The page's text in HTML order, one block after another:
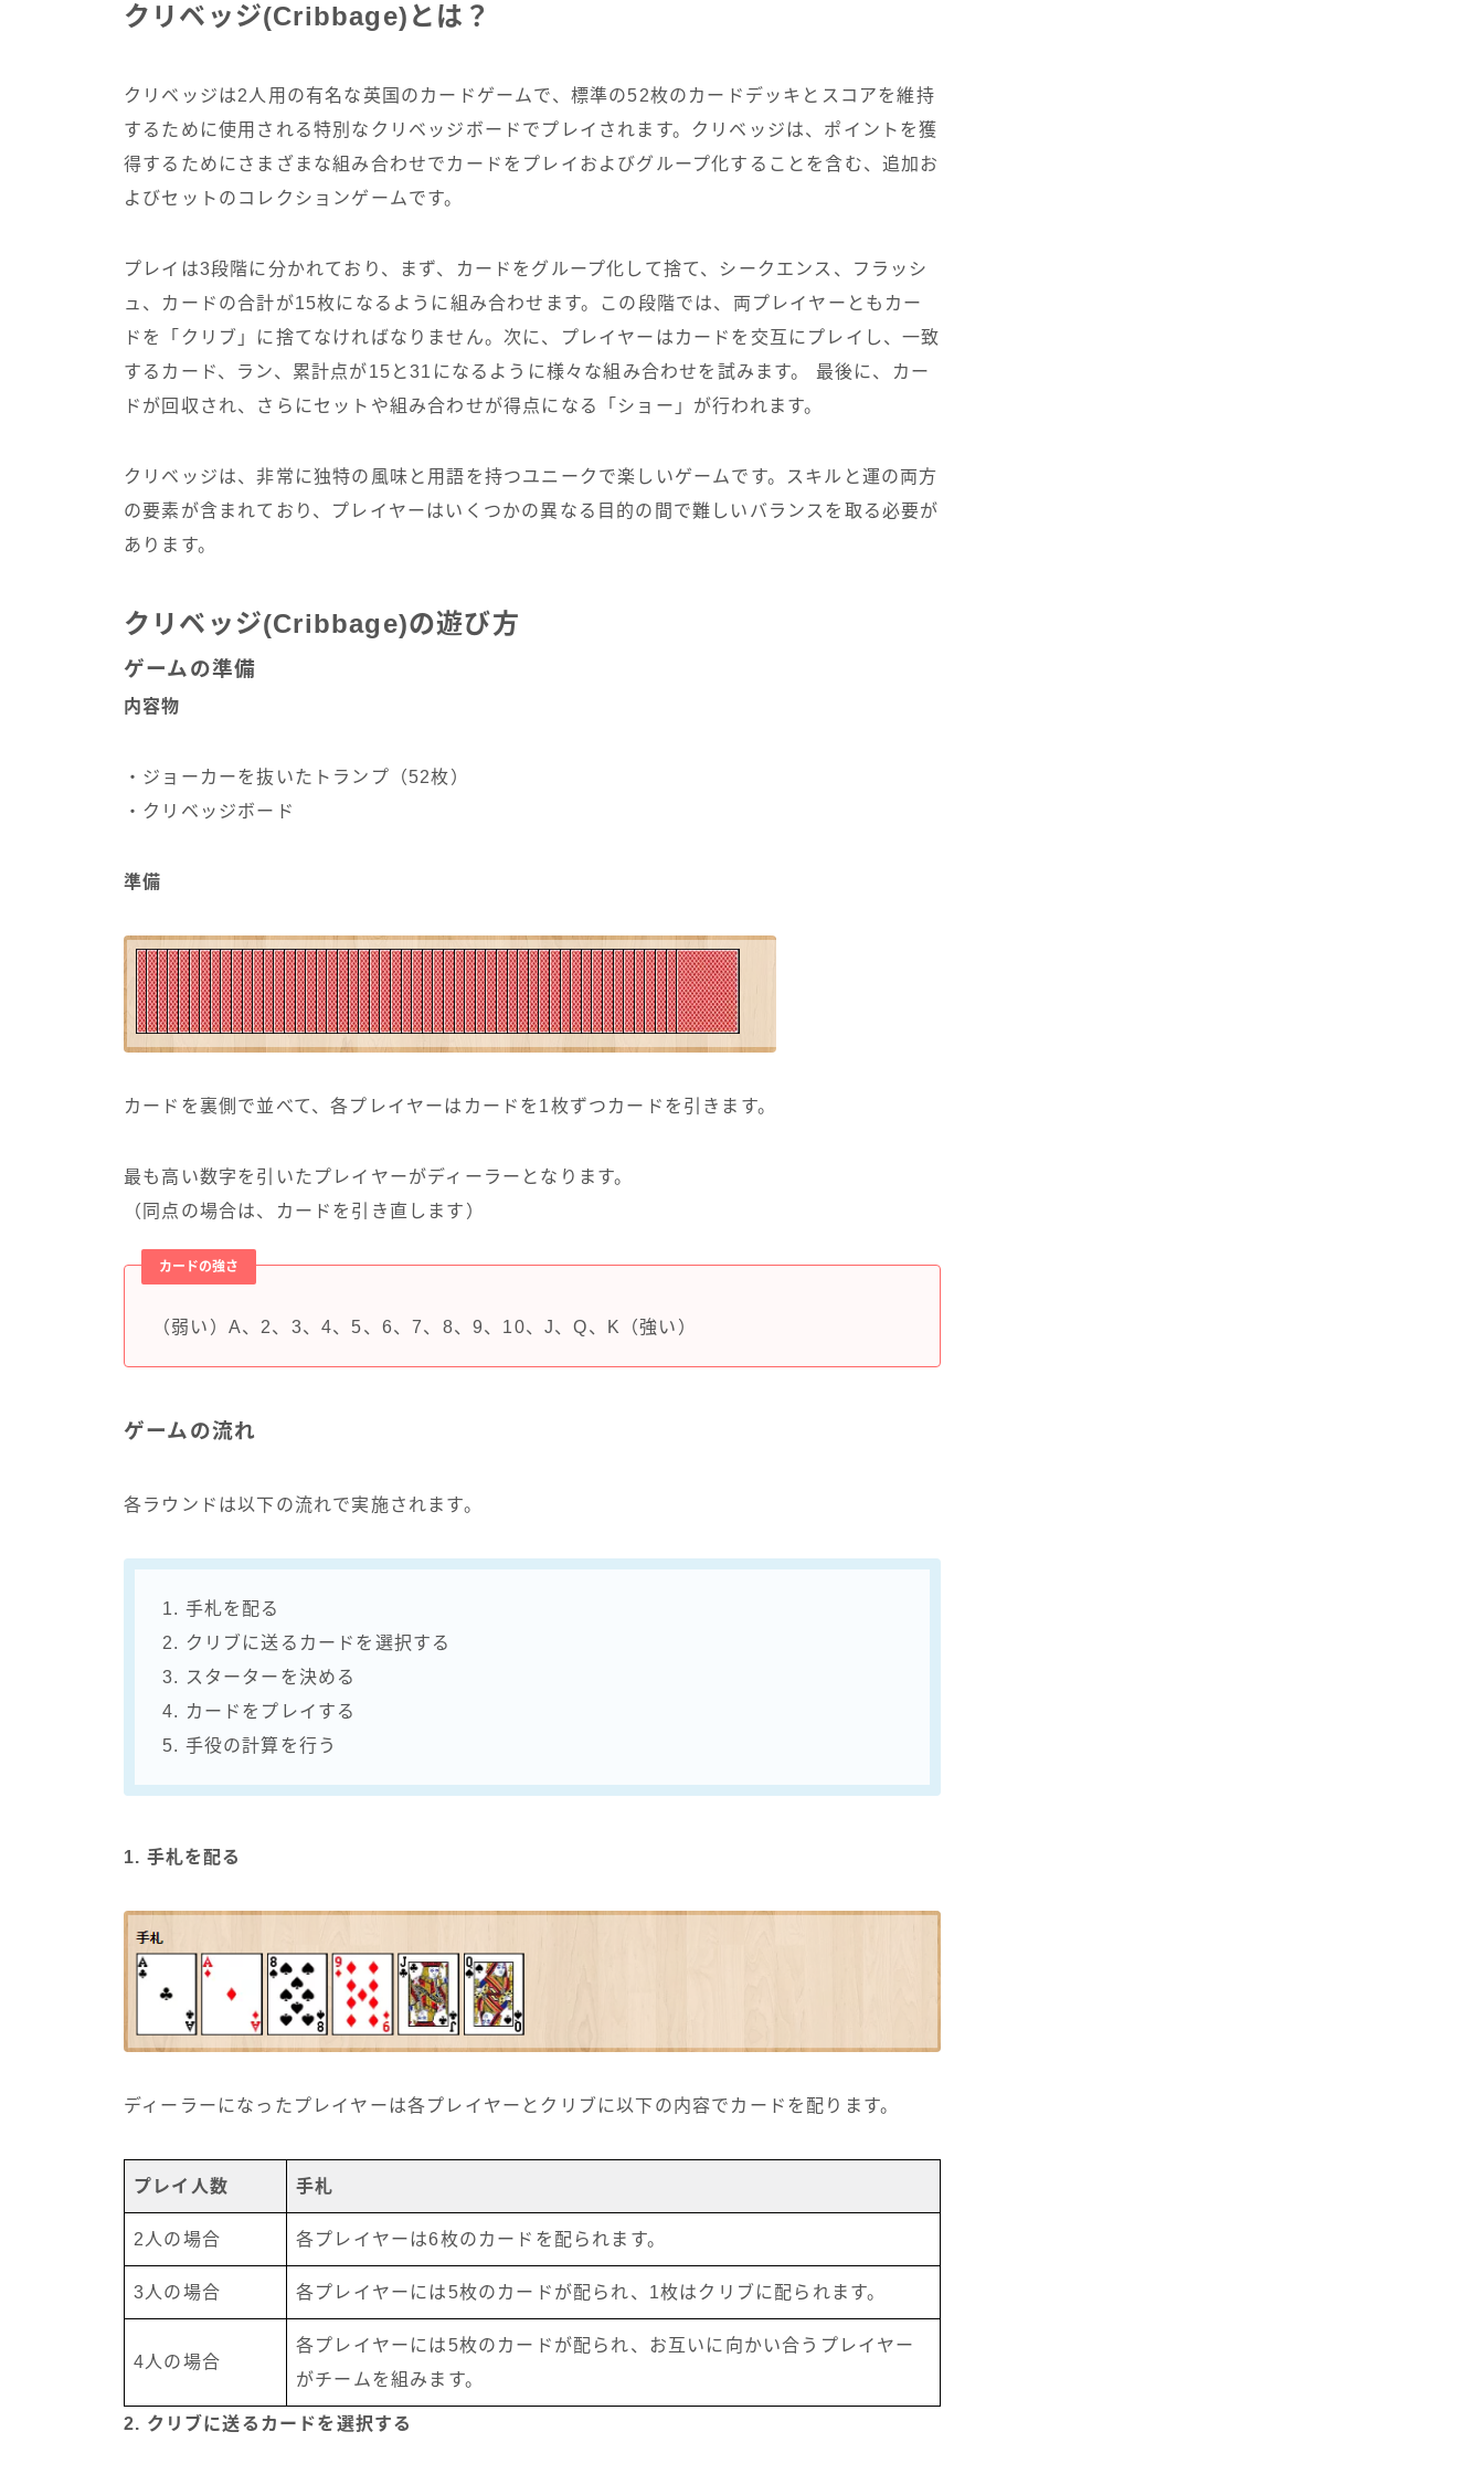
クリベッジ(Cribbage)とは？
クリベッジは2人用の有名な英国のカードゲームで、標準の52枚のカードデッキとスコアを維持
するために使用される特別なクリベッジボードでプレイされます。クリベッジは、ポイントを獲
得するためにさまざまな組み合わせでカードをプレイおよびグループ化することを含む、追加お
よびセットのコレクションゲームです。
プレイは3段階に分かれており、まず、カードをグループ化して捨て、シークエンス、フラッシ
ュ、カードの合計が15枚になるように組み合わせます。この段階では、両プレイヤーともカー
ドを「クリブ」に捨てなければなりません。次に、プレイヤーはカードを交互にプレイし、一致
するカード、ラン、累計点が15と31になるように様々な組み合わせを試みます。 最後に、カー
ドが回収され、さらにセットや組み合わせが得点になる「ショー」が行われます。
クリベッジは、非常に独特の風味と用語を持つユニークで楽しいゲームです。スキルと運の両方
の要素が含まれており、プレイヤーはいくつかの異なる目的の間で難しいバランスを取る必要が
あります。
クリベッジ(Cribbage)の遊び方
ゲームの準備
内容物
・ジョーカーを抜いたトランプ（52枚）
・クリベッジボード
準備
カードを裏側で並べて、各プレイヤーはカードを1枚ずつカードを引きます。
最も高い数字を引いたプレイヤーがディーラーとなります。
（同点の場合は、カードを引き直します）
カードの強さ
（弱い）A、2、3、4、5、6、7、8、9、10、J、Q、K（強い）
ゲームの流れ
各ラウンドは以下の流れで実施されます。
1. 手札を配る
2. クリブに送るカードを選択する
3. スターターを決める
4. カードをプレイする
5. 手役の計算を行う
1. 手札を配る
ディーラーになったプレイヤーは各プレイヤーとクリブに以下の内容でカードを配ります。
プレイ人数 手札
2人の場合 各プレイヤーは6枚のカードを配られます。
3人の場合 各プレイヤーには5枚のカードが配られ、1枚はクリブに配られます。
4人の場合
各プレイヤーには5枚のカードが配られ、お互いに向かい合うプレイヤー
がチームを組みます。
2. クリブに送るカードを選択する